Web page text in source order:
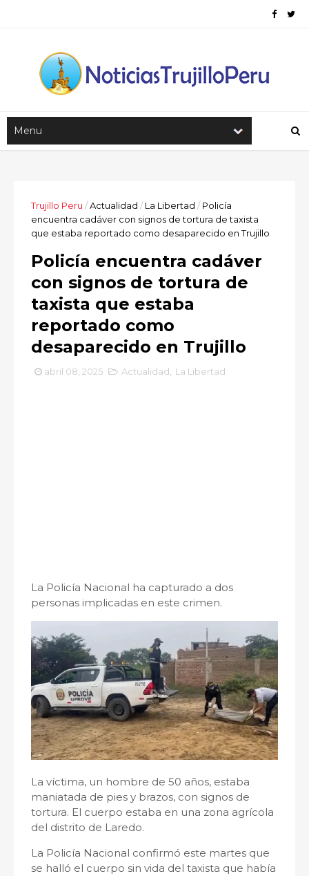
Trujillo Peru /Actualidad / La Libertad / Policía
encuentra cadáver con signos de tortura de taxista
que estaba reportado como desaparecido en Trujillo
Policía encuentra cadáver
con signos de tortura de
taxista que estaba
reportado como
desaparecido en Trujillo
abril 08, 2025 Actualidad La Libertad
La Policía Nacional ha capturado a dos
personas implicadas en este crimen.
La víctima, un hombre de 50 años, estaba
maniatada de pies y brazos, con signos de
tortura. El cuerpo estaba en una zona agrícola
del distrito de Laredo.
La Policía Nacional confirmó este martes que
se halló el cuerpo sin vida del taxista que había